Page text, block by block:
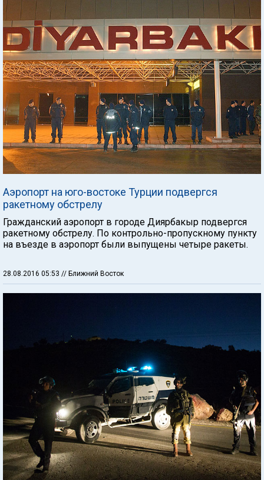
Аэропорт на юго-востоке Турции подвергся
ракетному обстрелу
Гражданский аэропорт в городе Диярбакыр подвергся
ракетному обстрелу. По контрольно-пропускному пункту
на въезде в аэропорт были выпущены четыре ракеты.
28.08.2016 05:53 // Ближний Восток